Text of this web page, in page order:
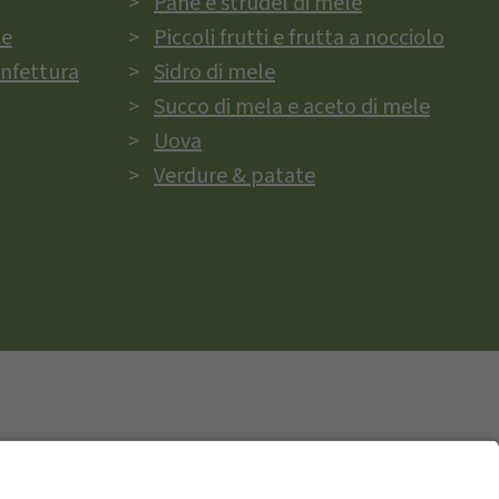
Piccoli frutti e frutta a nocciolo
Sidro di mele
Succo di mela e aceto di mele
Uova
Verdure & patate